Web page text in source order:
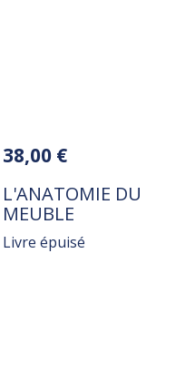
Variations
38,00 €
TITRE
L'ANATOMIE DU
MEUBLE
Livre épuisé